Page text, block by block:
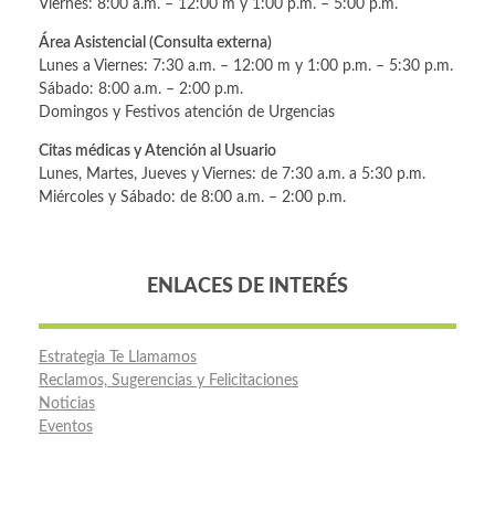
Viernes: 8:00 a.m. – 12:00 m y 1:00 p.m. – 5:00 p.m.
Área Asistencial (Consulta externa)
Lunes a Viernes: 7:30 a.m. – 12:00 m y 1:00 p.m. – 5:30 p.m.
Sábado: 8:00 a.m. – 2:00 p.m.
Domingos y Festivos atención de Urgencias
Citas médicas y Atención al Usuario
Lunes, Martes, Jueves y Viernes: de 7:30 a.m. a 5:30 p.m.
Miércoles y Sábado: de 8:00 a.m. – 2:00 p.m.
ENLACES DE INTERÉS
Estrategia Te Llamamos
Reclamos, Sugerencias y Felicitaciones
Noticias
Eventos